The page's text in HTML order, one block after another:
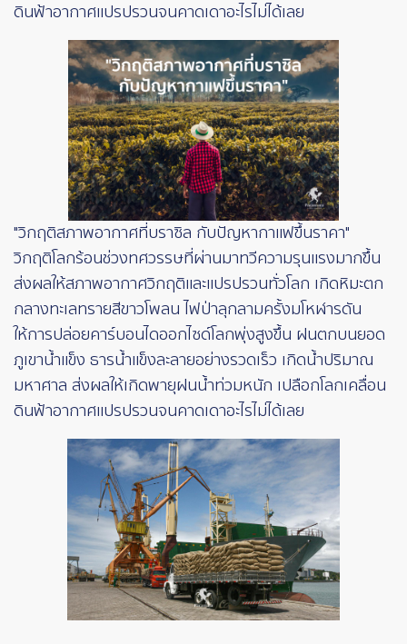
ดินฟ้าอากาศแปรปรวนจนคาดเดาอะไรไม่ได้เลย
"วิกฤติสภาพอากาศที่บราซิล กับปัญหากาแฟขึ้นราคา"
วิกฤติโลกร้อนช่วงทศวรรษที่ผ่านมาทวีความรุนแรงมากขึ้น
ส่งผลให้สภาพอากาศวิกฤติและแปรปรวนทั่วโลก เกิดหิมะตก
กลางทะเลทรายสีขาวโพลน ไฟป่าลุกลามครั้งมโหฬารดัน
ให้การปล่อยคาร์บอนไดออกไซด์โลกพุ่งสูงขึ้น ฝนตกบนยอด
ภูเขาน้ำแข็ง ธารน้ำแข็งละลายอย่างรวดเร็ว เกิดน้ำปริมาณ
มหาศาล ส่งผลให้เกิดพายุฝนน้ำท่วมหนัก เปลือกโลกเคลื่อน
ดินฟ้าอากาศแปรปรวนจนคาดเดาอะไรไม่ได้เลย